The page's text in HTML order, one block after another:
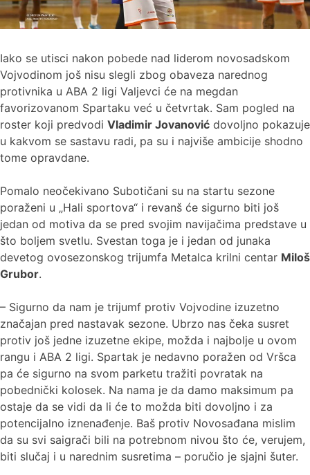
Iako se utisci nakon pobede nad liderom novosadskom
Vojvodinom još nisu slegli zbog obaveza narednog
protivnika u ABA 2 ligi Valjevci će na megdan
favorizovanom Spartaku već u četvrtak. Sam pogled na
roster koji predvodi Vladimir Jovanović dovoljno pokazuje
u kakvom se sastavu radi, pa su i najviše ambicije shodno
tome opravdane.
Pomalo neočekivano Subotičani su na startu sezone
poraženi u „Hali sportova“ i revanš će sigurno biti još
jedan od motiva da se pred svojim navijačima predstave u
što boljem svetlu. Svestan toga je i jedan od junaka
devetog ovosezonskog trijumfa Metalca krilni centar Miloš
Grubor.
– Sigurno da nam je trijumf protiv Vojvodine izuzetno
značajan pred nastavak sezone. Ubrzo nas čeka susret
protiv još jedne izuzetne ekipe, možda i najbolje u ovom
rangu i ABA 2 ligi. Spartak je nedavno poražen od Vršca
pa će sigurno na svom parketu tražiti povratak na
pobednički kolosek. Na nama je da damo maksimum pa
ostaje da se vidi da li će to možda biti dovoljno i za
potencijalno iznenađenje. Baš protiv Novosađana mislim
da su svi saigrači bili na potrebnom nivou što će, verujem,
biti slučaj i u narednim susretima – poručio je sjajni šuter.